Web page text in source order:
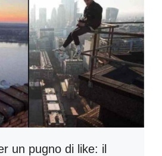
un pugno di like: il